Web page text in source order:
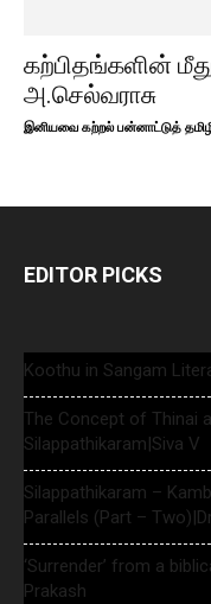
கற்பிதங்களின்
அ.செல்வராசு
இனியவை கற்றல் பன்னாட்டுத்
EDITOR PICKS
Koothu in Sangam
The Concept of Thinai
Silappathikaram|Siva V
Silappathikaram –
Parallels (Part –
‘Surrender’ from a
Prakash